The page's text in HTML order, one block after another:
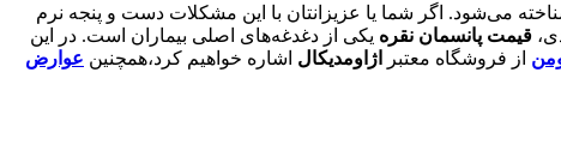
می‌شود. اگر شما یا عزیزانتان با این مشکلات دست و پنجه نرم
قیمت پانسمان نقره یکی از دغدغه‌های اصلی بیماران است. در این
از فروشگاه معتبر اژاومدیکال اشاره خواهیم کرد،همچنین عوارض